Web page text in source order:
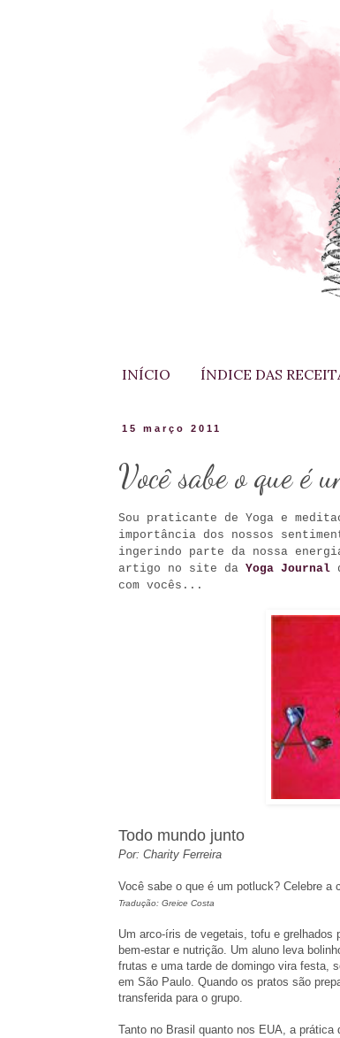
INÍCIO ÍNDICE DAS
15 março 2011
Você sabe o que é
Sou praticante de Yoga e
importância dos nossos
ingerindo parte da nossa
artigo no site da Yoga Journal
com vocês...
Todo mundo junto
Por: Charity Ferreira
Você sabe o que é um potluck? Celebre
Tradução: Greice Costa
Um arco-íris de vegetais, tofu e grelhados
bem-estar e nutrição. Um aluno leva
frutas e uma tarde de domingo vira festa,
em São Paulo. Quando os pratos são
transferida para o grupo.
Tanto no Brasil quanto nos EUA, a